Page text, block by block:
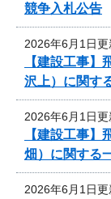
競争入札公告
2026年6月1日更
【建設工事
沢上）に関す
2026年6月1日更
【建設工事
畑）に関する
2026年6月1日更